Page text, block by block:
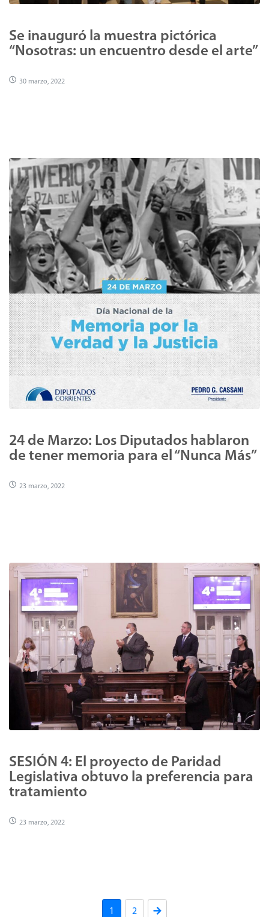
Se inauguró la muestra pictórica
“Nosotras: un encuentro desde el arte”
30 marzo, 2022
24 de Marzo: Los Diputados hablaron
de tener memoria para el “Nunca Más”
23 marzo, 2022
SESIÓN 4: El proyecto de Paridad
Legislativa obtuvo la preferencia para
tratamiento
23 marzo, 2022
1 2